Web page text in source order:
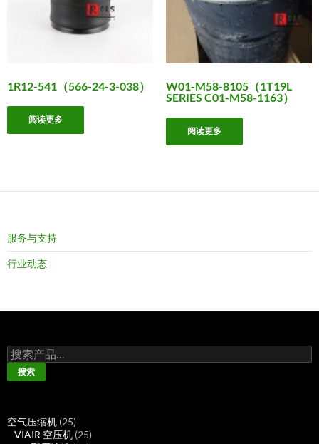
1R12-541（566-24-3-038）
阅读更多
W01-M58-8105（1T19L
SERIES C01-M58-1163）
阅读更多
服务与支持
行业动态
搜
索：
搜索
空气压缩机 2525
个
VIAIR 空压机 2525